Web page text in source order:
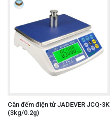
Cân đếm điện tử JADEVER JCQ-3K
(3kg/0.2g)